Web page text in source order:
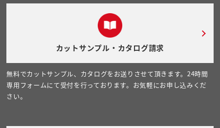
カットサンプル・カタログ請求
無料でカットサンプル、カタログをお送りさせて頂きます。24時間
専用フォームにて受付を行っております。お気軽にお申し込みくだ
さい。